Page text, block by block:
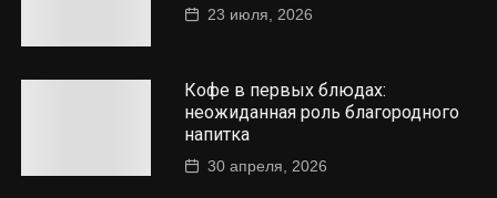
23 июля, 2026
Кофе в первых блюдах:
неожиданная роль благородного
напитка
30 апреля, 2026